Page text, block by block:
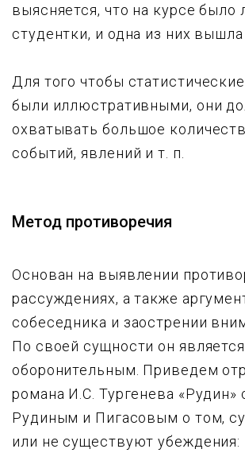
выясняется, что на курсе было
студентки, и одна из них вышла
Для того чтобы
были иллюстративными, они
охватывать большое
событий, явлений и т. п.
Метод противоречия
Основан на выявлении
рассуждениях, а также
собеседника и заострении
По своей сущности он является
оборонительным. Приведем
романа И.С. Тургенева
Рудиным и Пигасовым о том,
или не существуют убеждения: